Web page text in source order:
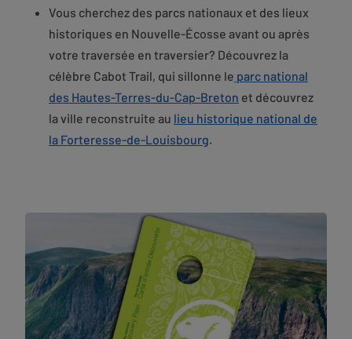
Vous cherchez des parcs nationaux et des lieux
historiques en Nouvelle-Écosse avant ou après
votre traversée en traversier? Découvrez la
célèbre Cabot Trail, qui sillonne le parc national
des Hautes-Terres-du-Cap-Breton et découvrez
la ville reconstruite au lieu historique national de
la Forteresse-de-Louisbourg.